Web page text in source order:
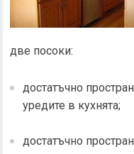
две посоки:
достатъчно
уредите в кухнята;
достатъчно